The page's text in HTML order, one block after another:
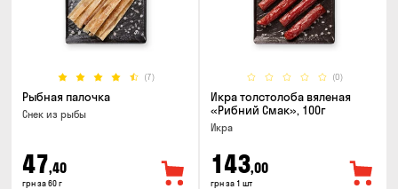
(7)
Рыбная палочка
Снек из рыбы
47,40
грн за 60 г
(0)
Икра толстолоба вяленая
«Рибний Смак», 100г
Икра
143,00
грн за 1 шт